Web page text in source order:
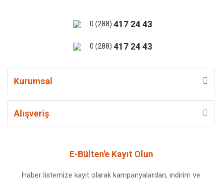
0 (288) 417 24 43
0 (288) 417 24 43
Kurumsal
Alışveriş
E-Bülten'e Kayıt Olun
Haber listemize kayıt olarak kampanyalardan, indirim ve